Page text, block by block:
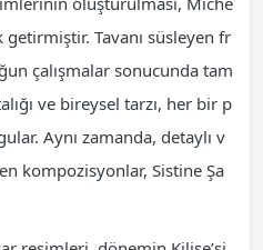
Tavanı süsleyen fr
çalışmalar sonucunda tam
ve bireysel tarzı, her bir p
Aynı zamanda, detaylı v
kompozisyonlar, Sistine Şa